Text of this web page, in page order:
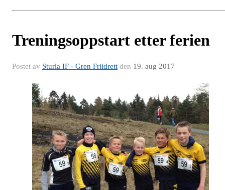
Treningsoppstart etter ferien
Postet av Sturla IF - Gren Friidrett den 19. aug 2017